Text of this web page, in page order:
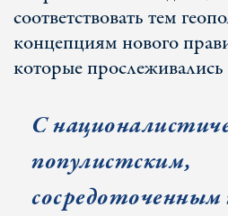
соответствовать тем
концепциям нового
которые
С
популистским,
сосредоточенным